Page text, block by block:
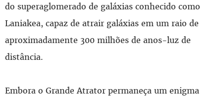
do superaglomerado de galáxias conhecido como
Laniakea, capaz de atrair galáxias em um raio de
aproximadamente 300 milhões de anos-luz de
distância.
Embora o Grande Atrator permaneça um enigma